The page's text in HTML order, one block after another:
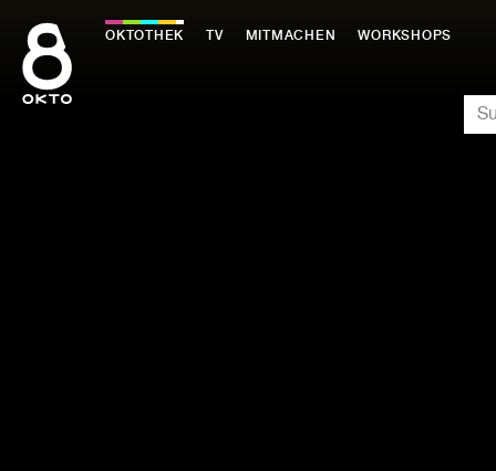
Inhalt
springen
OKTOTHEK TV MITMACHEN WORKSHOPS